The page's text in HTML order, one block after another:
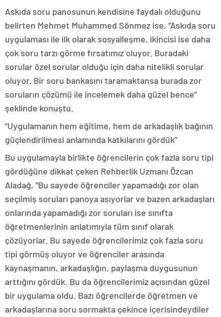
Askıda soru panosunun kendisine faydalı olduğunu
belirten Mehmet Muhammed Sönmez ise, “Askıda soru
uygulaması ile ilk olarak sosyalleşme, ikincisi ise daha
çok soru tarzı görme fırsatımız oluyor. Buradaki
sorular özel sorular olduğu için daha nitelikli sorular
oluyor. Bir soru bankasını taramaktansa burada zor
soruların çözümü ile incelemek daha güzel bence”
şeklinde konuştu.
“Uygulamanın hem eğitime, hem de arkadaşlık bağının
güçlendirilmesi anlamında katkılarını gördük”
Bu uygulamayla birlikte öğrencilerin çok fazla soru tipi
gördüğüne dikkat çeken Rehberlik Uzmanı Özcan
Aladağ, “Bu sayede öğrenciler yapamadığı zor olan
seçilmiş soruları panoya asıyorlar ve bazen arkadaşları
onlarında yapamadığı zor soruları ise sınıfta
öğretmenlerinin anlatımıyla tüm sınıf olarak
çözüyorlar. Bu sayede öğrencilerimiz çok fazla soru
tipi görmüş oluyor ve öğrenciler arasında
kaynaşmanın, arkadaşlığın, paylaşma duygusunun
arttığını gördük. Bu da öğrencilerimiz açısından güzel
bir uygulama oldu. Bazı öğrencilerde öğretmen ve
arkadaşlarına soru sormakta çekince içerisindeydiler